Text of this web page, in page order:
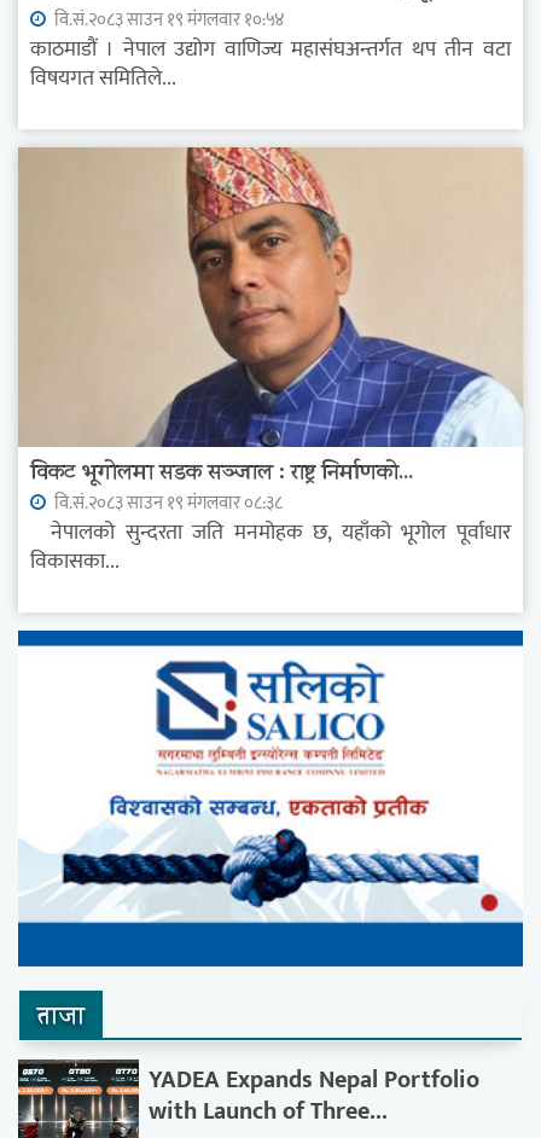
वि.सं.२०८३ साउन १९ मंगलवार १०:५४
काठमाडौं । नेपाल उद्योग वाणिज्य महासंघअन्तर्गत थप तीन वटा
विषयगत समितिले...
विकट भूगोलमा सडक सञ्जाल : राष्ट्र निर्माणको...
वि.सं.२०८३ साउन १९ मंगलवार ०८:३८
नेपालको सुन्दरता जति मनमोहक छ, यहाँको भूगोल पूर्वाधार
विकासका...
ताजा
YADEA Expands Nepal Portfolio
with Launch of Three...